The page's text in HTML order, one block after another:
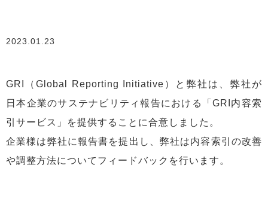
2023.01.23
GRI（Global Reporting Initiative）と弊社は、弊社が
日本企業のサステナビリティ報告における「GRI内容索
引サービス」を提供することに合意しました。
企業様は弊社に報告書を提出し、弊社は内容索引の改善
や調整方法についてフィードバックを行います。